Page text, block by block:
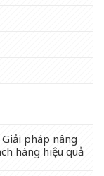
pháp nâng
hàng hiệu quả